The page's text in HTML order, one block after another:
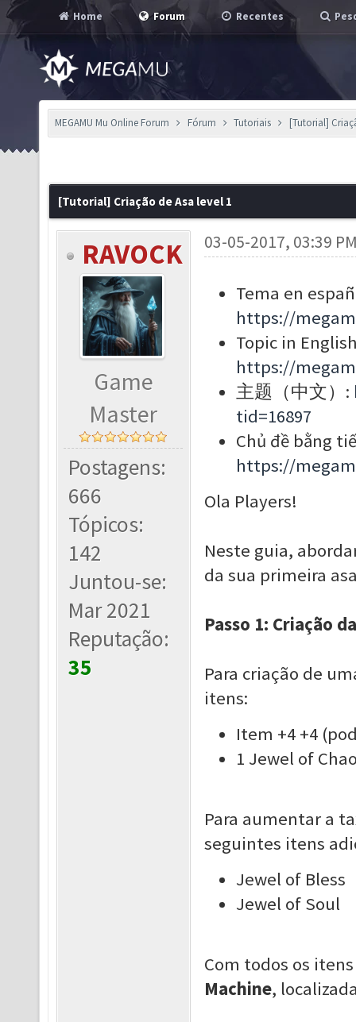
Home Forum Recentes
MEGAMU Mu Online Forum Fórum Tutoriais [Tutorial]
[Tutorial] Criação de Asa level 1
RAVOCK
Game
Master
Postagens:
666
Tópicos:
142
Juntou-se:
Mar 2021
Reputação:
35
03-05-2017, 03:39
Tema en
https://
Topic in
https://
主题（中文）:
tid=16897
Chủ đề bằng
https://
Ola Players!
Neste guia,
da sua primeira
Passo 1: Criação
Para criação de
itens:
Item +4 +4
1 Jewel of
Para aumentar a
seguintes itens
Jewel of Bless
Jewel of Soul
Com todos os
Machine,